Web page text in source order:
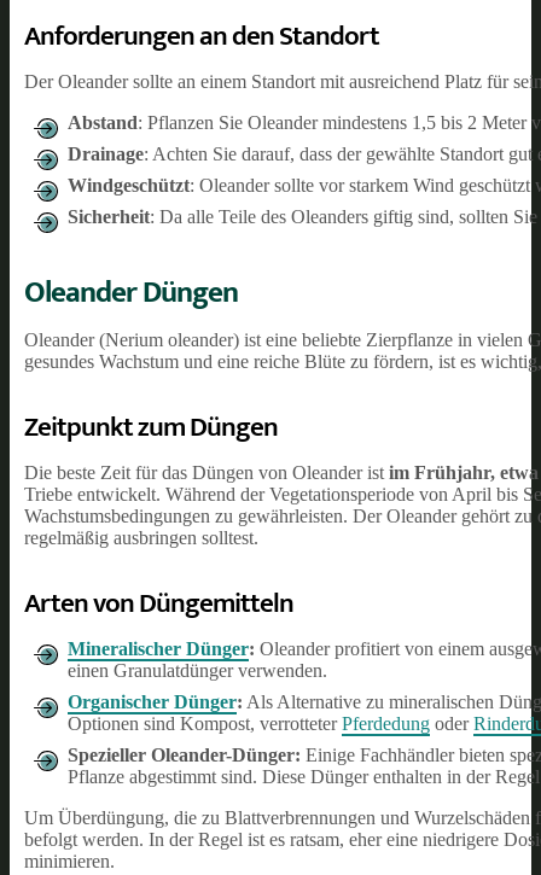
Anforderungen an den Standort
Der Oleander sollte an einem Standort mit ausreichend Platz für
Abstand: Pflanzen Sie Oleander mindestens 1,5 bis 2
Drainage: Achten Sie darauf, dass der gewählte Standort
Windgeschützt: Oleander sollte vor starkem Wind
Sicherheit: Da alle Teile des Oleanders giftig sind, sollten
Oleander Düngen
Oleander (Nerium oleander) ist eine beliebte Zierpflanze in vielen
gesundes Wachstum und eine reiche Blüte zu fördern, ist es
Zeitpunkt zum Düngen
Die beste Zeit für das Düngen von Oleander ist im Frühjahr,
Triebe entwickelt. Während der Vegetationsperiode von April bis
Wachstumsbedingungen zu gewährleisten. Der Oleander gehört
regelmäßig ausbringen solltest.
Arten von Düngemitteln
Mineralischer Dünger: Oleander profitiert von einem
einen Granulatdünger verwenden.
Organischer Dünger: Als Alternative zu mineralischen
Optionen sind Kompost, verrotteterPferdedung oder
Spezieller Oleander-Dünger: Einige Fachhändler bieten
Pflanze abgestimmt sind. Diese Dünger enthalten in der
Um Überdüngung, die zu Blattverbrennungen und
befolgt werden. In der Regel ist es ratsam, eher eine niedrigere
minimieren.